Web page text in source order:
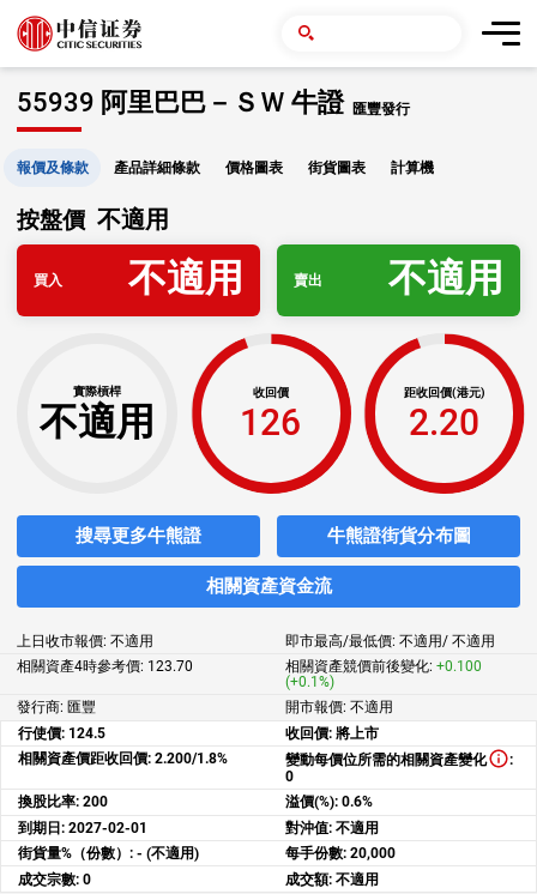
55939 阿里巴巴－ＳＷ 牛證 匯豐發行
報價及條款 產品詳細條款 價格圖表 街貨圖表 計算機
按盤價 不適用
買入 不適用 賣出 不適用
實際槓桿
不適用
收回價
126
距收回價(港元)
2.20
搜尋更多牛熊證 牛熊證街貨分布圖
相關資產資金流
上日收市報價: 不適用 即市最高/最低價: 不適用/ 不適用
相關資產4時參考價: 123.70 相關資產競價前後變化: +0.100
(+0.1%)
發行商: 匯豐
開市報價: 不適用
行使價: 124.5 收回價: 將上市
相關資產價距收回價: 2.200/1.8% 變動每價位所需的相關資產變化
:
0
換股比率: 200 溢價(%): 0.6%
到期日: 2027-02-01 對沖值: 不適用
街貨量%（份數）: - (不適用) 每手份數: 20,000
成交宗數: 0 成交額: 不適用